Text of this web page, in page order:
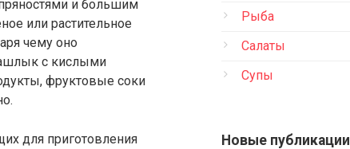
и большим
или растительное
чему оно
с кислыми
фруктовые соки
для приготовления
Рыба
Салаты
Супы
Новые публикации